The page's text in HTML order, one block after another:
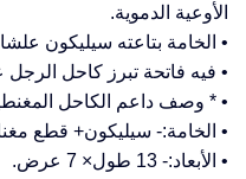
الأوعية الدموية.
• الخامة بتاعته سيليكون
• فيه فاتحة تبرز كاحل
• * وصف داعم الكاحل
• الخامة:- سيليكون+ قطع
• الأبعاد:- 13 طول× 7 عرض.